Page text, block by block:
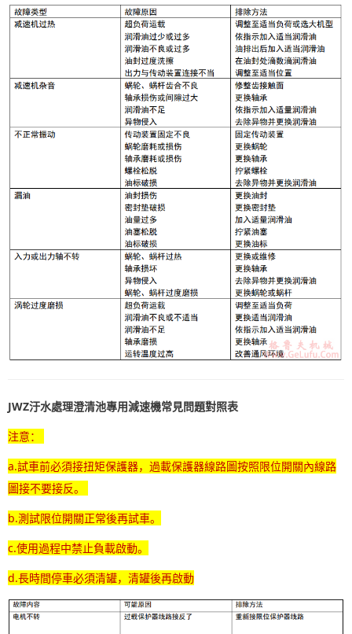
JWZ汙水處理澄清池專用減速機常見問題對照表
注意：
a.試車前必須接扭矩保護器，過載保護器線路圖按照限位開關內線路
圖接不要接反。
b.測試限位開關正常後再試車。
c.使用過程中禁止負載啟動。
d.長時間停車必須清罐，清罐後再啟動